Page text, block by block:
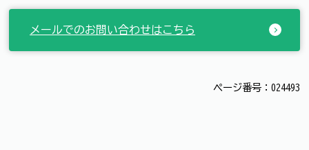
メールでのお問い合わせはこちら
ページ番号：024493